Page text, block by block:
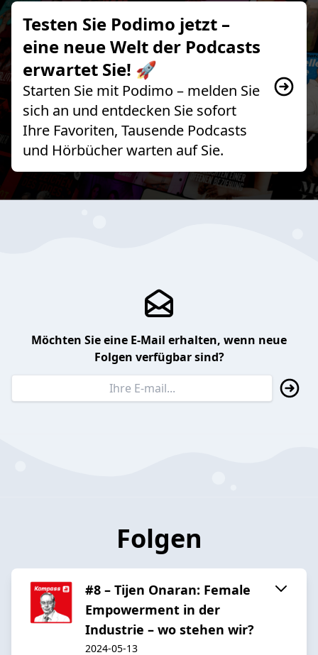
Testen Sie Podimo jetzt –
eine neue Welt der Podcasts
erwartet Sie! 🚀
Starten Sie mit Podimo – melden Sie
sich an und entdecken Sie sofort
Ihre Favoriten, Tausende Podcasts
und Hörbücher warten auf Sie.
Möchten Sie eine E-Mail erhalten, wenn neue
Folgen verfügbar sind?
Folgen
#8 – Tijen Onaran: Female
Empowerment in der
Industrie – wo stehen wir?
2024-05-13